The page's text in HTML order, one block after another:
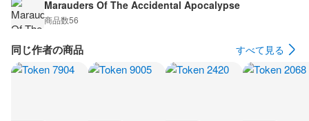
Marauders Of The Accidental Apocalypse
商品数56
同じ作者の商品 すべて見る